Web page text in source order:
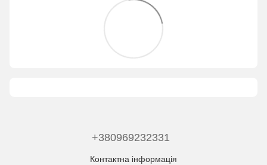
+380969232331
Контактна інформація